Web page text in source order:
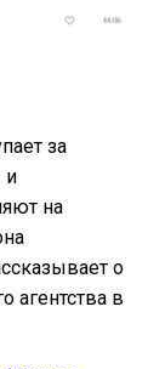
за
и
на
о
агентства в